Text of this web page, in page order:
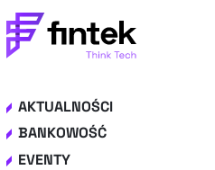
AKTUALNOŚCI
BANKOWOŚĆ
EVENTY